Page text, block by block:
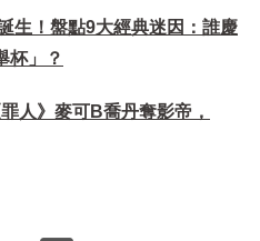
生！盤點9大經典迷因：誰慶
杯」？
人》麥可B喬丹奪影帝，